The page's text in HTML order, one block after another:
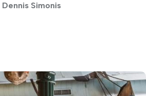
Dennis Simonis